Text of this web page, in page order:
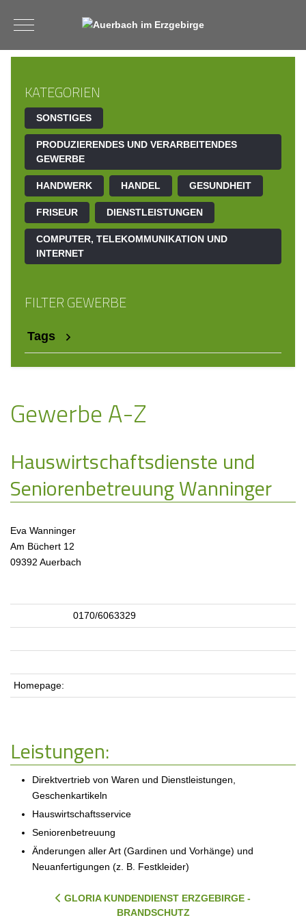
Mobile Menu Toggle
KATEGORIEN
SONSTIGES
PRODUZIERENDES UND VERARBEITENDES
GEWERBE
HANDWERK HANDEL GESUNDHEIT
FRISEUR DIENSTLEISTUNGEN
COMPUTER, TELEKOMMUNIKATION UND
INTERNET
FILTER GEWERBE
Tags
Gewerbe A-Z
Hauswirtschaftsdienste und
Seniorenbetreuung Wanninger
Eva Wanninger
Am Büchert 12
09392 Auerbach
0170/6063329
Homepage:
Leistungen:
Direktvertrieb von Waren und Dienstleistungen,
Geschenkartikeln
Hauswirtschaftsservice
Seniorenbetreuung
Änderungen aller Art (Gardinen und Vorhänge) und
Neuanfertigungen (z. B. Festkleider)
VORHERIGER BEITRAG: GLORIA KUNDENDIENST
GLORIA KUNDENDIENST ERZGEBIRGE -
BRANDSCHUTZ